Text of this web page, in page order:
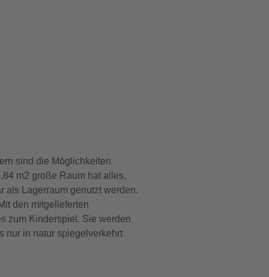
sind die Möglichkeiten
m2 große Raum hat alles,
als Lagerraum genutzt werden.
den mitgelieferten
zum Kinderspiel. Sie werden
nur in natur spiegelverkehrt